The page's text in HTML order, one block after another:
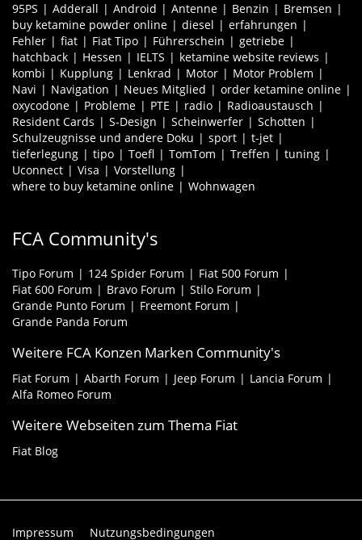
95PS Adderall Android Antenne Benzin
Bremsen
buy ketamine powder online
diesel
erfahrungen
Fehler
fiat Fiat Tipo Führerschein
getriebe
hatchback
Hessen IELTS
ketamine website reviews
kombi
Kupplung Lenkrad Motor
Motor Problem
Navi
Navigation Neues Mitglied
order ketamine online
oxycodone
Probleme PTE radio
Radioaustausch
Resident Cards
S-Design Scheinwerfer
Schotten
Schulzeugnisse und andere Doku
sport
t-jet
tieferlegung
tipo Toefl TomTom Treffen
tuning
Uconnect
Visa
Vorstellung
where to buy ketamine online
Wohnwagen
FCA Community's
Tipo Forum 124 Spider Forum
Fiat 500 Forum
Fiat 600 Forum
Bravo Forum
Stilo Forum
Grande Punto Forum
Freemont Forum
Grande Panda Forum
Weitere FCA Konzen Marken Community's
Fiat Forum Abarth Forum Jeep Forum
Lancia Forum
Alfa Romeo Forum
Weitere Webseiten zum Thema Fiat
Fiat Blog
Impressum Nutzungsbedingungen